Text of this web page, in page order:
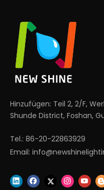
Hinzufügen: Teil 2, 2/F,
Shunde District, Foshan,
Tel.: 86-20-22863929
Email: